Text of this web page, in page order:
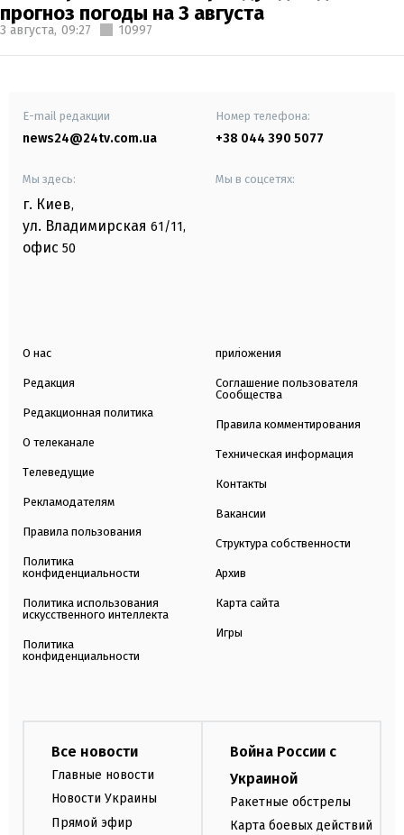
прогноз погоды на 3 августа
3 августа, 09:27 10997
E-mail редакции
news24@24tv.com.ua
Номер телефона:
+38 044 390 5077
Мы здесь:
г. Киев,
ул. Владимирская 61/11,
офис 50
Мы в соцсетях:
О нас
Редакция
Редакционная политика
О телеканале
Телеведущие
Рекламодателям
Правила пользования
Политика
конфиденциальности
Политика использования
искусственного интеллекта
Политика
конфиденциальности
приложения
Соглашение пользователя
Сообщества
Правила комментирования
Техническая информация
Контакты
Вакансии
Структура собственности
Архив
Карта сайта
Игры
Все новости
Главные новости
Новости Украины
Прямой эфир
Война России с
Украиной
Ракетные обстрелы
Карта боевых действий